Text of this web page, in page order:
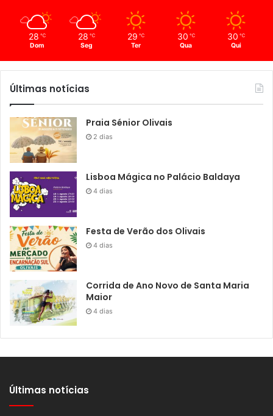
28 ℃
Dom
28 ℃
Seg
29 ℃
Ter
30 ℃
Qua
30 ℃
Qui
Últimas notícias
Praia Sénior Olivais
2 dias
Lisboa Mágica no Palácio Baldaya
4 dias
Festa de Verão dos Olivais
4 dias
Corrida de Ano Novo de Santa Maria
Maior
4 dias
Últimas notícias